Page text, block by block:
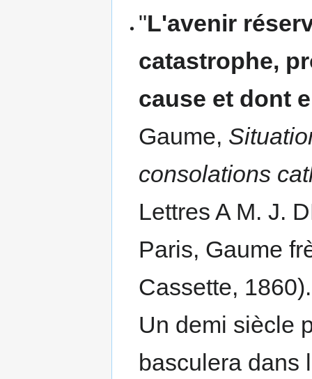
"L'avenir
catastrophe,
cause et dont
Gaume,
consolations
Lettres A M. J.
Paris, Gaume
Cassette,
Un demi siècle
basculera dans